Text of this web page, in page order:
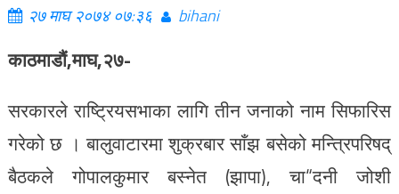
२७ माघ २०७४ ०७:३६ bihani
काठमाडौं,माघ,२७-
सरकारले राष्ट्रियसभाका लागि तीन जनाको नाम सिफारिस
गरेको छ । बालुवाटारमा शुक्रबार साँझ बसेको मन्त्रिपरिषद्
बैठकले गोपालकुमार बस्नेत (झापा), चा“दनी जोशी